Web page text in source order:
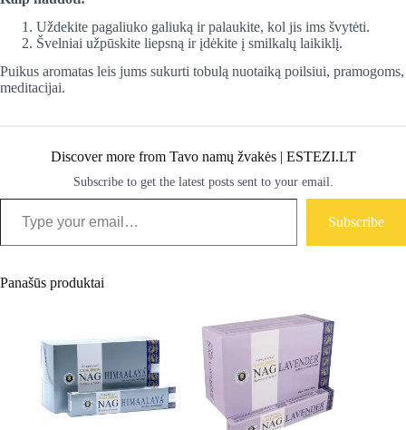
Uždekite pagaliuko galiuką ir palaukite, kol jis ims švytėti.
Švelniai užpūskite liepsną ir įdėkite į smilkalų laikiklį.
Puikus aromatas leis jums sukurti tobulą nuotaiką poilsiui, pramogoms,
meditacijai.
Discover more from Tavo namų žvakės | ESTEZI.LT
Subscribe to get the latest posts sent to your email.
Type your email…
Subscribe
Panašūs produktai